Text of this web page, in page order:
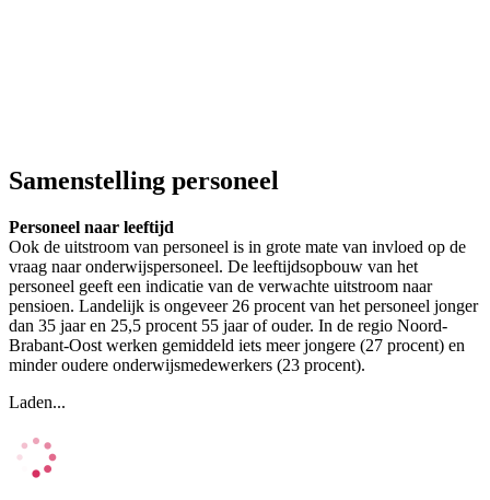
Samenstelling personeel
Personeel naar leeftijd
Ook de uitstroom van personeel is in grote mate van invloed op de
vraag naar onderwijspersoneel. De leeftijdsopbouw van het
personeel geeft een indicatie van de verwachte uitstroom naar
pensioen. Landelijk is ongeveer 26 procent van het personeel jonger
dan 35 jaar en 25,5 procent 55 jaar of ouder. In de regio Noord-
Brabant-Oost werken gemiddeld iets meer jongere (27 procent) en
minder oudere onderwijsmedewerkers (23 procent).
Laden...